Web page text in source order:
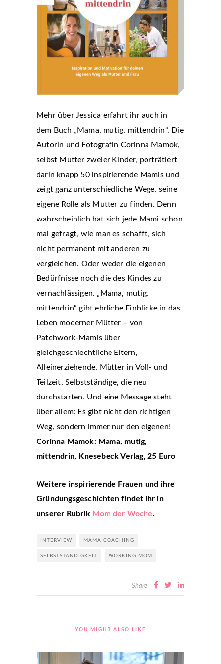
Mehr über Jessica erfahrt ihr auch in
dem Buch „Mama, mutig, mittendrin“. Die
Autorin und Fotografin Corinna Mamok,
selbst Mutter zweier Kinder, porträtiert
darin knapp 50 inspirierende Mamis und
zeigt ganz unterschiedliche Wege, seine
eigene Rolle als Mutter zu finden. Denn
wahrscheinlich hat sich jede Mami schon
mal gefragt, wie man es schafft, sich
nicht permanent mit anderen zu
vergleichen. Oder weder die eigenen
Bedürfnisse noch die des Kindes zu
vernachlässigen. „Mama, mutig,
mittendrin“ gibt ehrliche Einblicke in das
Leben moderner Mütter – von
Patchwork-Mamis über
gleichgeschlechtliche Eltern,
Alleinerziehende, Mütter in Voll- und
Teilzeit, Selbstständige, die neu
durchstarten. Und eine Message steht
über allem: Es gibt nicht den richtigen
Weg, sondern immer nur den eigenen!
Corinna Mamok: Mama, mutig,
mittendrin, Knesebeck Verlag, 25 Euro
Weitere inspirierende Frauen und ihre
Gründungsgeschichten findet ihr in
unserer Rubrik Mom der Woche.
INTERVIEW MAMA COACHING
SELBSTSTÄNDIGKEIT WORKING MOM
Share
YOU MIGHT ALSO LIKE